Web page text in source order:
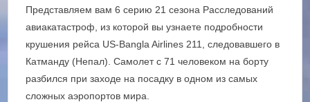
Представляем вам 6 серию 21 сезона Расследований
авиакатастроф, из которой вы узнаете подробности
крушения рейса US-Bangla Airlines 211, следовавшего в
Катманду (Непал). Самолет с 71 человеком на борту
разбился при заходе на посадку в одном из самых
сложных аэропортов мира.